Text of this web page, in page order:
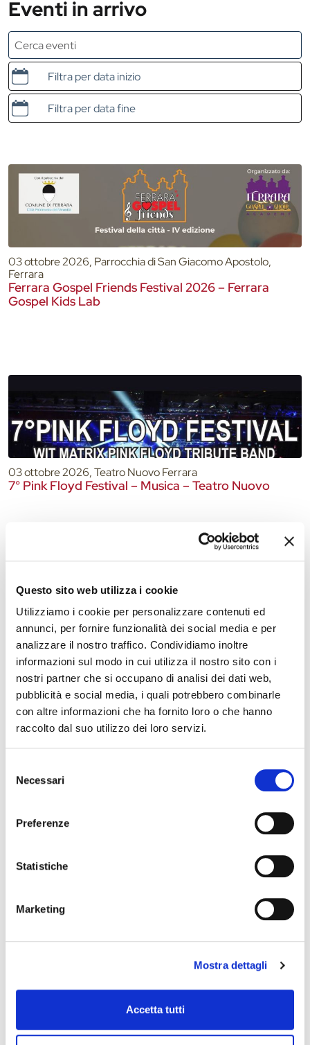
Questo sito web utilizza i cookie
Utilizziamo i cookie per personalizzare contenuti ed
annunci, per fornire funzionalità dei social media e per
analizzare il nostro traffico. Condividiamo inoltre
informazioni sul modo in cui utilizza il nostro sito con i
nostri partner che si occupano di analisi dei dati web,
pubblicità e social media, i quali potrebbero combinarle
con altre informazioni che ha fornito loro o che hanno
raccolto dal suo utilizzo dei loro servizi.
delNecessari
Preferenze
Statistiche
Marketing
Mostra dettagli
Accetta tutti
Eventi in arrivo
Data e ora di inizio
Data e ora di fine
03 ottobre 2026, Parrocchia di San Giacomo Apostolo,
Ferrara
Ferrara Gospel Friends Festival 2026 – Ferrara
Gospel Kids Lab
03 ottobre 2026, Teatro Nuovo Ferrara
7° Pink Floyd Festival – Musica – Teatro Nuovo
07 ottobre 2026
Stagione concertistica 2026/2027 – Teatro
Comunale di Ferrara
Stagione Concertistica – Opus13 Quartet – Teatro